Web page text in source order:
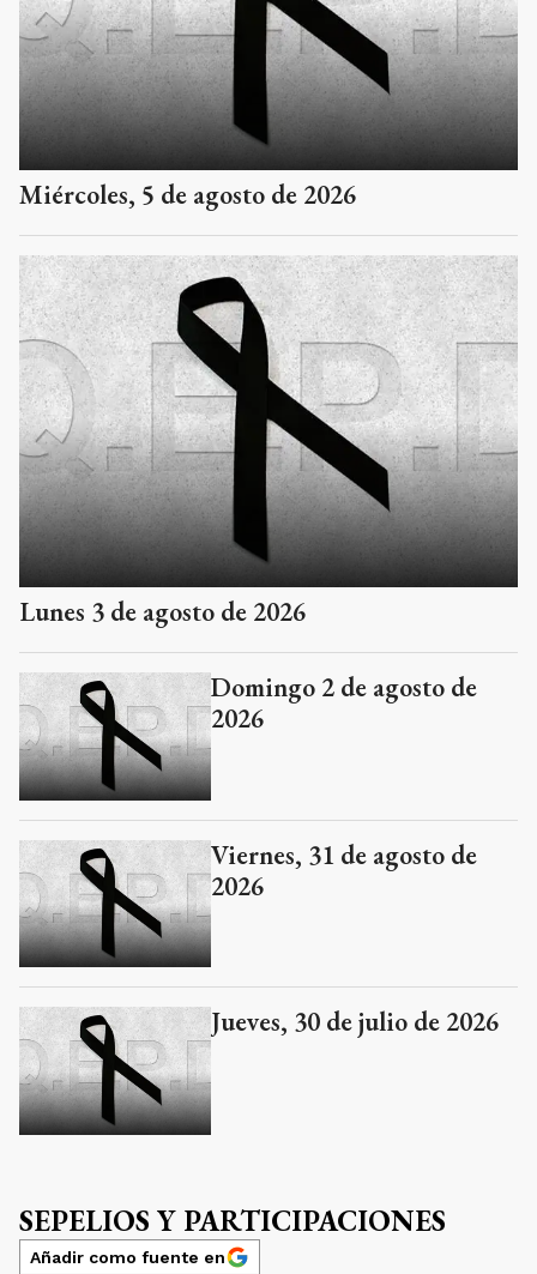
Miércoles, 5 de agosto de 2026
Lunes 3 de agosto de 2026
Domingo 2 de agosto de
2026
Viernes, 31 de agosto de
2026
Jueves, 30 de julio de 2026
SEPELIOS Y PARTICIPACIONES
Añadir como fuente en